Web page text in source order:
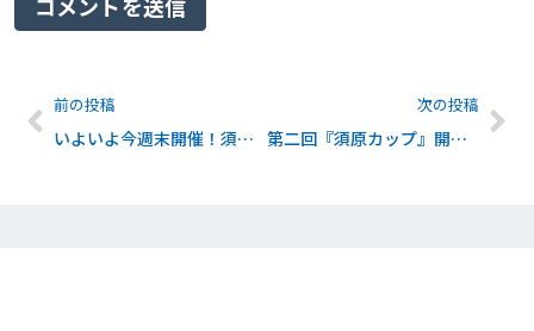
前の投稿
いよいよ今週末開催！須原カップは当日参加申込もOK！！
次の投稿
第二回『須原カップ』開催レポート